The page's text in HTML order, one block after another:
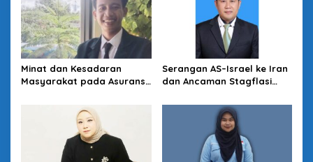
Minat dan Kesadaran
Masyarakat pada Asuransi
Serangan AS–Israel ke Iran
dan Ancaman Stagflasi